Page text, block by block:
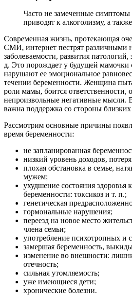
Часто не замеченные симптомы
приводят к алкоголизму, а
Современная жизнь, протекающая
СМИ, интернет пестрят различными
заболеваемости, развития патологий,
д. Это порождает у будущей мамочки
нарушают ее эмоциональное
течении беременности. Женщина
роли мамы, боится ответственности,
непроизвольные негативные мысли.
важна поддержка со стороны
Рассмотрим основные причины
время беременности:
не запланированная
низкий уровень доходов,
плохая обстановка в семье,
мужем;
ухудшение состояния здоровья
беременности: токсикоз и т. п.;
генетическая
гормональные нарушения;
переезд на новое место
члена семьи;
употребление психотропных и
замершая беременность,
изменение во внешности:
отечность;
сильная утомляемость;
уже имеющиеся дети;
хронические болезни.